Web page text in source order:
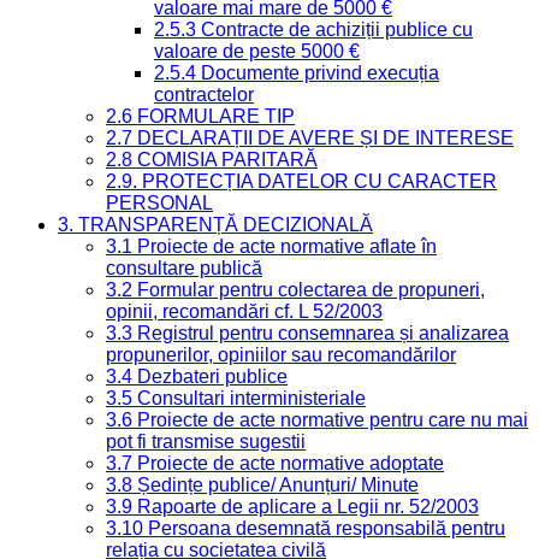
valoare mai mare de 5000 €
2.5.3 Contracte de achiziții publice cu
valoare de peste 5000 €
2.5.4 Documente privind execuția
contractelor
2.6 FORMULARE TIP
2.7 DECLARAȚII DE AVERE ȘI DE INTERESE
2.8 COMISIA PARITARĂ
2.9. PROTECȚIA DATELOR CU CARACTER
PERSONAL
3. TRANSPARENȚĂ DECIZIONALĂ
3.1 Proiecte de acte normative aflate în
consultare publică
3.2 Formular pentru colectarea de propuneri,
opinii, recomandări cf. L 52/2003
3.3 Registrul pentru consemnarea și analizarea
propunerilor, opiniilor sau recomandărilor
3.4 Dezbateri publice
3.5 Consultari interministeriale
3.6 Proiecte de acte normative pentru care nu mai
pot fi transmise sugestii
3.7 Proiecte de acte normative adoptate
3.8 Ședințe publice/ Anunțuri/ Minute
3.9 Rapoarte de aplicare a Legii nr. 52/2003
3.10 Persoana desemnată responsabilă pentru
relația cu societatea civilă